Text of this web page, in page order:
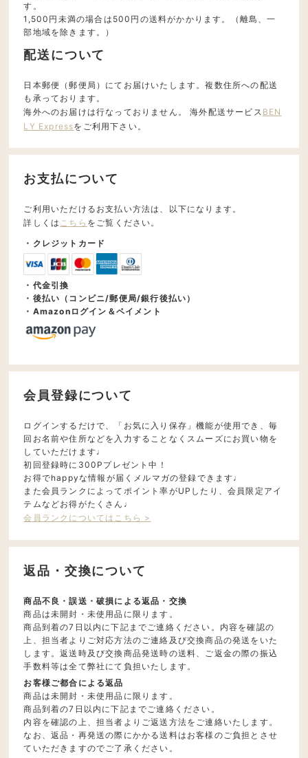
す。
1,500円未満の場合は500円の送料がかかります。（離島、一
部地域を除きます。）
配送について
日本郵便（郵便局）にてお届けいたします。複数住所への配送
も承っております。
海外へのお届けは行なっておりません。 海外配送サービス BEN
LY Expressをご利用下さい。
お支払について
ご利用いただけるお支払い方法は、以下になります。
詳しくは こちら をご覧ください。
・クレジットカード
・代金引換
・後払い（コンビニ/郵便局/銀行後払い）
・Amazonログイン＆ペイメント
会員登録について
ログインするだけで、「お気に入り保存」機能が使用でき、毎
回お名前や住所などを入力することなくスムーズにお買い物を
していただけます♩
初回登録時に300Pプレゼント中！
お得でhappyな情報が届くメルマガの登録できます♩
また会員ランクによってポイント率がUPしたり、会員限定アイ
テムなどお得がたくさん♩
会員ランクについてはこちら >
返品・交換について
商品不良・誤送・破損による返品・交換
商品は未開封・未使用品に限ります。
商品到着の7日以内に下記までご連絡ください。内容を確認の
上、担当者よりご対応方法のご連絡及び交換商品の発送をいた
します。返送時及び交換商品発送時の送料、ご返金の際の振込
手数料等は全て弊社にて負担いたします。
お客様ご都合による返品
商品は未開封・未使用品に限ります。
商品到着の7日以内に下記までご連絡ください。
内容を確認の上、担当者よりご返送方法をご連絡いたします。
なお、返品・再発送の際にかかる送料はお客様のご負担とさせ
ていただきますのでご了承ください。